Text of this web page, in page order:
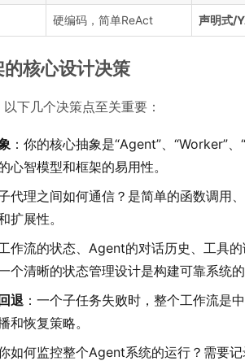
硬编码，简单ReAct 声明式/
核心设计决策
下几个决策点至关重要：
：你的核心抽象是“Agent”、“Worker”
心智模型和框架的易用性。
子代理之间如何通信？是简单的函数调用
扩展性。
工作流的状态、Agent的对话历史、工具
个清晰的状态管理设计是构建可靠系统
退 ：一个子任务失败时，整个工作流是
和恢复策略。
你如何监控整个Agent系统的运行？需要